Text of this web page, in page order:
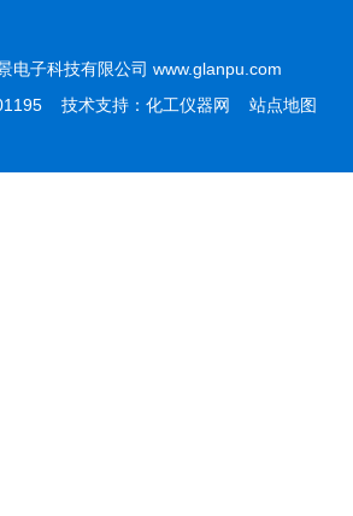
电子科技有限公司 www.glanpu.com
技术支持： 化工仪器网 站点地图